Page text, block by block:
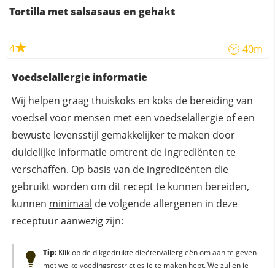
Tortilla met salsasaus en gehakt
4 40m
Voedselallergie informatie
Wij helpen graag thuiskoks en koks de bereiding van
voedsel voor mensen met een voedselallergie of een
bewuste levensstijl gemakkelijker te maken door
duidelijke informatie omtrent de ingrediënten te
verschaffen. Op basis van de ingredieënten die
gebruikt worden om dit recept te kunnen bereiden,
kunnen minimaal de volgende allergenen in deze
receptuur aanwezig zijn:
Tip:Klik op de dikgedrukte dieëten/allergieën om aan te geven
met welke voedingsrestricties je te maken hebt. We zullen je